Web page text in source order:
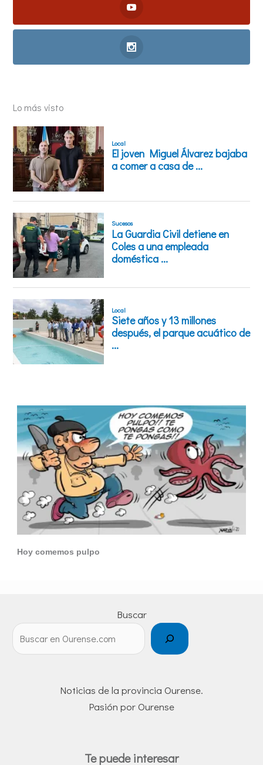
Lo más visto
Hoy comemos pulpo
Buscar
Noticias de la provincia Ourense.
Pasión por Ourense
Te puede interesar